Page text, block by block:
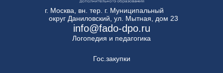
г. Москва, вн. тер. г. Муниципальный
округ Даниловский, ул. Мытная, дом 23
info@fado-dpo.ru
Логопедия и педагогика
Гос.закупки